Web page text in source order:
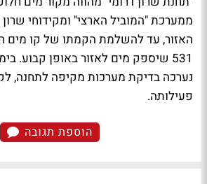
ממערכת "המוביל הארצי" ומקידוחי
האזור, עד להשלמת הקמתו של קו מים
531 שיספק מים לאזור באופן קבוע.
נערכה בדיקת מערכות מקיפה לתחנה,
פעילותה.
הוספת תגובה